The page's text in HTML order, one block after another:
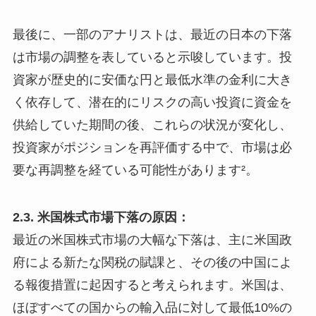
最後に、一部のアナリストは、最近の日本の下落
は市場の調整を表していると示唆しています。投
資家が歴史的に安価な円と最低水準の金利に大き
く依存して、潜在的にリスクの高い投資に資金を
供給していた期間の後、これらの状況が変化し、
投資家がポジションを再評価する中で、市場は必
要な再調整を経ている可能性があります²。
2.3. 米国株式市場下落の原因：
最近の米国株式市場の大幅な下落は、主に米国政
府による新たな関税の賦課と、その後の中国によ
る報復措置に起因すると考えられます。米国は、
ほぼすべての国からの輸入品に対して最低10%の